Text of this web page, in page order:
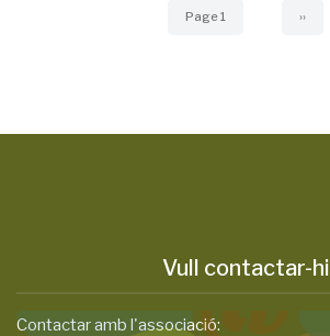
Page 1 Next
››
Vull contactar-hi
Contactar amb l'associació: